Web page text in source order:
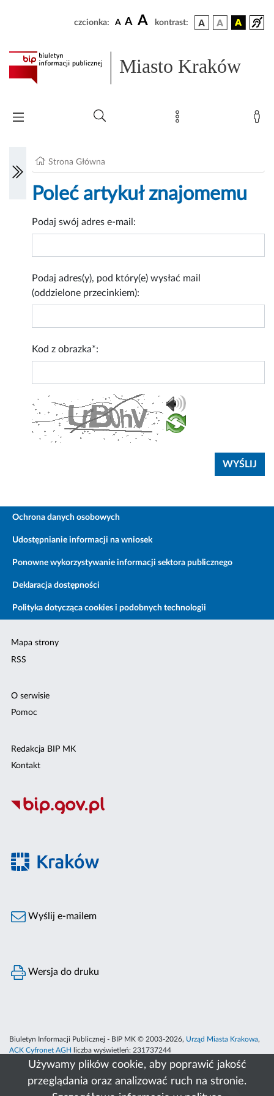
Używamy plików cookie, aby poprawić jakość
przeglądania oraz analizować ruch na stronie.
czcionka: A A A kontrast:
Miasto Kraków
Strona Główna
Poleć artykuł znajomemu
Podaj swój adres e-mail:
Podaj adres(y), pod który(e) wysłać mail
(oddzielone przecinkiem):
Kod z obrazka*:
Ochrona danych osobowych
Udostępnianie informacji na wniosek
Ponowne wykorzystywanie informacji sektora publicznego
Deklaracja dostępności
Polityka dotycząca cookies i podobnych technologii
Mapa strony
RSS
O serwisie
Pomoc
Redakcja BIP MK
Kontakt
Wyślij e-mailem
Wersja do druku
Biuletyn Informacji Publicznej - BIP MK © 2003-2026, Urząd Miasta Krakowa,
ACK Cyfronet AGH
liczba wyświetleń: 231737244